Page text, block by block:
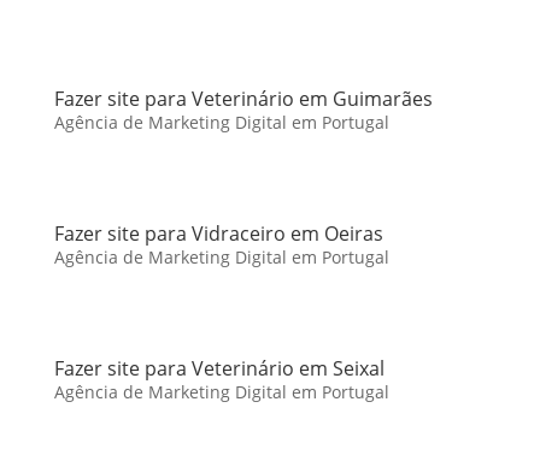
Fazer site para Veterinário em Guimarães
Agência de Marketing Digital em Portugal
Fazer site para Vidraceiro em Oeiras
Agência de Marketing Digital em Portugal
Fazer site para Veterinário em Seixal
Agência de Marketing Digital em Portugal